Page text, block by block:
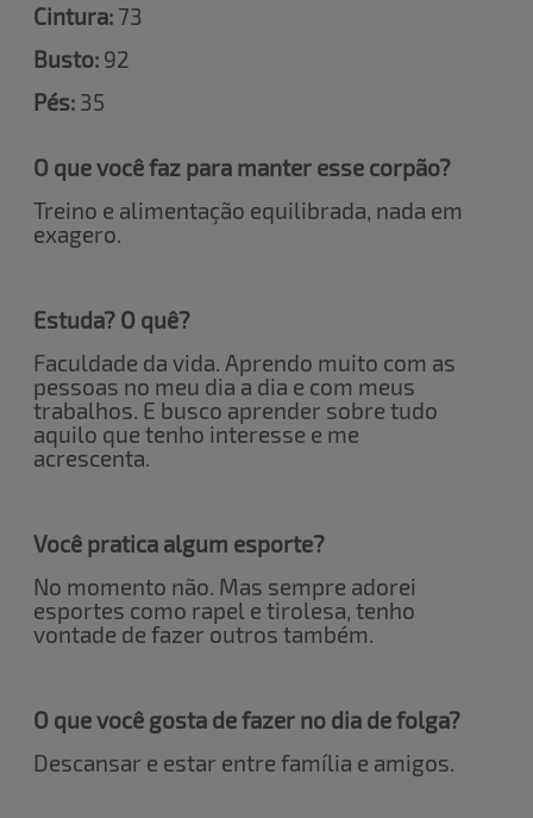
Cintura: 73
Busto: 92
Pés: 35
O que você faz para manter esse corpão?
Treino e alimentação equilibrada, nada em
exagero.
Estuda? O quê?
Faculdade da vida. Aprendo muito com as
pessoas no meu dia a dia e com meus
trabalhos. E busco aprender sobre tudo
aquilo que tenho interesse e me
acrescenta.
Você pratica algum esporte?
No momento não. Mas sempre adorei
esportes como rapel e tirolesa, tenho
vontade de fazer outros também.
O que você gosta de fazer no dia de folga?
Descansar e estar entre família e amigos.